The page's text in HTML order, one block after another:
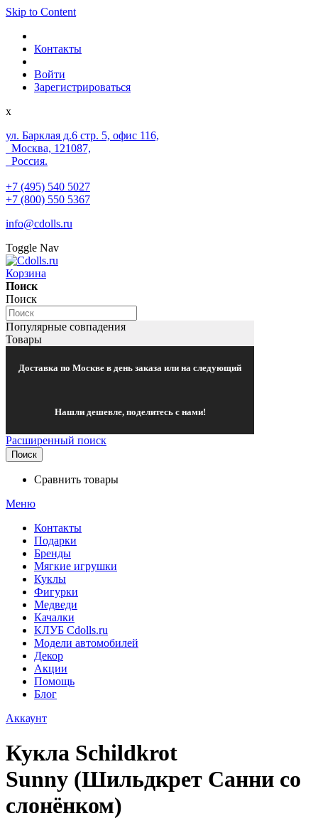
Skip to Content
Контакты
Войти
Зарегистрироваться
x
ул. Барклая д.6 стр. 5, офис 116,
Москва, 121087,
Россия.
+7 (495) 540 5027
+7 (800) 550 5367
info@cdolls.ru
Toggle Nav
Корзина
Поиск
Поиск
Популярные совпадения
Товары
Доставка по Москве в день заказа или на следующий
Нашли дешевле, поделитесь с нами!
Расширенный поиск
Поиск
Сравнить товары
Меню
Контакты
Подарки
Бренды
Мягкие игрушки
Куклы
Фигурки
Медведи
Качалки
КЛУБ Cdolls.ru
Модели автомобилей
Декор
Акции
Помощь
Блог
Аккаунт
Кукла Schildkrot
Sunny (Шильдкрет Санни со
слонёнком)